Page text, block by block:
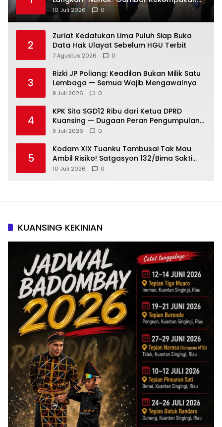
Pemimpin Kuansing Jadi Simbol Kuat
Lestarikan Budaya
10 Juli 2026 0
2
Zuriat Kedatukan Lima Puluh Siap Buka
Data Hak Ulayat Sebelum HGU Terbit
7 Agustus 2026 0
3
Rizki JP Poliang: Keadilan Bukan Milik Satu
Lembaga — Semua Wajib Mengawalnya
9 Juli 2026 0
4
KPK Sita SGD12 Ribu dari Ketua DPRD
Kuansing — Dugaan Peran Pengumpulan
Dana Alih Fungsi Hutan Diusut
9 Juli 2026 0
5
Kodam XIX Tuanku Tambusai Tak Mau
Ambil Risiko! Satgasyon 132/Bima Sakti
Diuji Total Sebelum Berangkat Operasi
10 Juli 2026 0
KUANSING KEKINIAN